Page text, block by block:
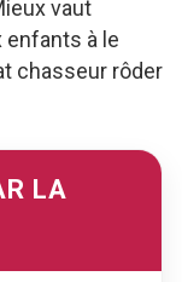
vaut
enfants à le
chasseur rôder
LA